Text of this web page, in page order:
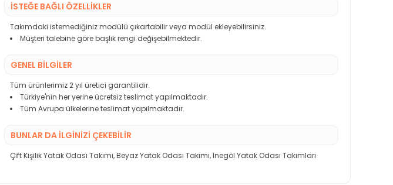
İSTEĞE BAĞLI ÖZELLİKLER
Takımdaki istemediğiniz modülü çıkartabilir veya modül ekleyebilirsiniz.
Müşteri talebine göre başlık rengi değişebilmektedir.
GENEL BİLGİLER
Tüm ürünlerimiz 2 yıl üretici garantilidir.
Türkiye'nin her yerine ücretsiz teslimat yapılmaktadır.
Tüm Avrupa ülkelerine teslimat yapılmaktadır.
BUNLAR DA İLGINIZI ÇEKEBILIR
Çift Kişilik Yatak Odası Takımı,Beyaz Yatak Odası Takımı,Inegöl Yatak Odası Takımları